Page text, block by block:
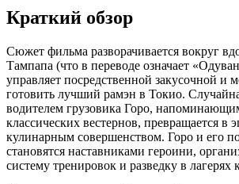
Краткий обзор
Сюжет фильма разворачивается вокруг
Тампапа (что в переводе означает
управляет посредственной закусочной и
готовить лучший рамэн в Токио.
водителем грузовика Горо,
классических вестернов, превращается в
кулинарным совершенством. Горо и его
становятся наставниками героини,
систему тренировок и разведку в лагерях